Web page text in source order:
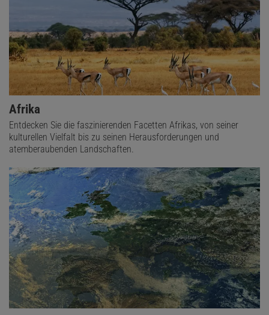
Afrika
Entdecken Sie die faszinierenden Facetten Afrikas, von seiner
kulturellen Vielfalt bis zu seinen Herausforderungen und
atemberaubenden Landschaften.